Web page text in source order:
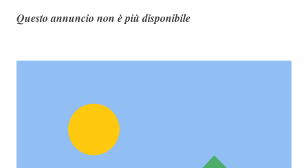
Questo annuncio non è più disponibile